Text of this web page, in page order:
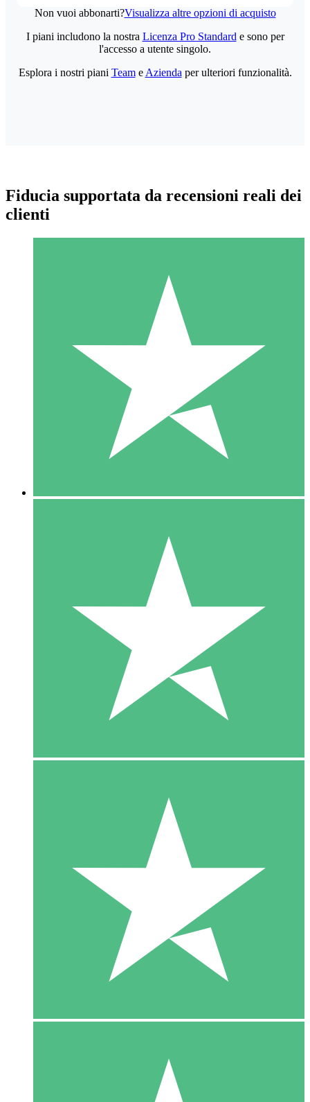
Non vuoi abbonarti?Visualizza altre opzioni di acquisto
Pacchetti di Crediti Individuali
Paga a consumo con crediti di download. Nessun impegno
1 Download
10
US$1500
10 Download
20
I piani includono la nostra Licenza Pro Standard e sono per
l'accesso a utente singolo.
Esplora i nostri piani Teame Azienda per ulteriori funzionalità.
Fiducia supportata da recensioni reali dei
clienti